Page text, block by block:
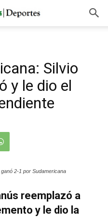
Silvio
y le dio el
2-1 por Sudamericana
reemplazó a
y le dio la